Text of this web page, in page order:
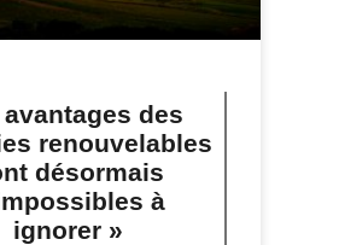
des
renouvelables
désormais
à
ignorer »